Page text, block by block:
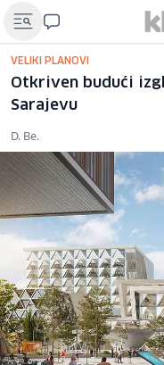
VELIKI PLANOVI
Otkriven budući
Sarajevu
D. Be.